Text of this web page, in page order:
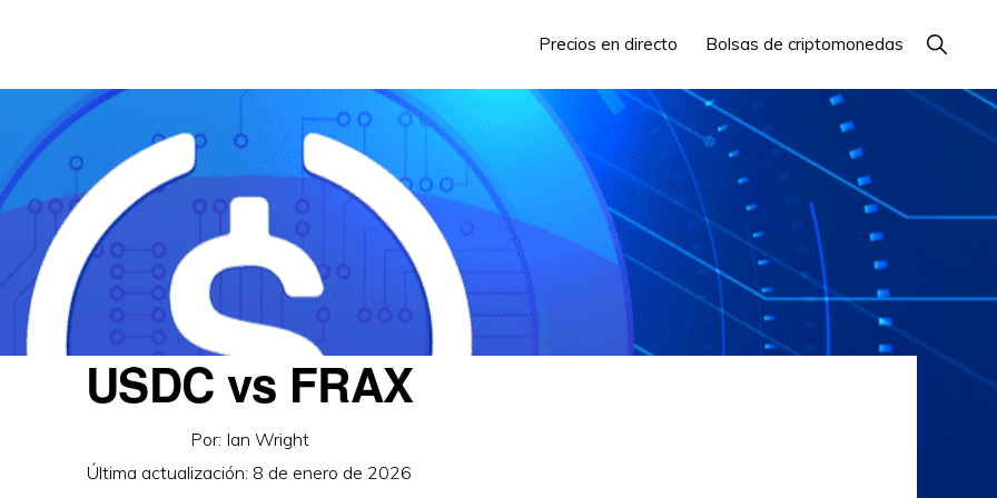
Precios en directo Bolsas de criptomonedas Mostrar
USDC vs FRAX
Por: Ian Wright
Última actualización: 8 de enero de 2026